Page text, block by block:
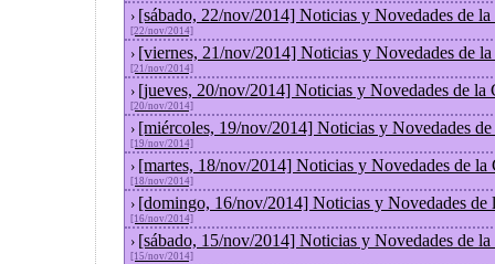
› [sábado, 22/nov/2014] Noticias y Novedades de
[22/nov/2014]
› [viernes, 21/nov/2014] Noticias y Novedades de
[21/nov/2014]
› [jueves, 20/nov/2014] Noticias y Novedades de la
[20/nov/2014]
› [miércoles, 19/nov/2014] Noticias y Novedades
[19/nov/2014]
› [martes, 18/nov/2014] Noticias y Novedades de la
[18/nov/2014]
› [domingo, 16/nov/2014] Noticias y Novedades de
[16/nov/2014]
› [sábado, 15/nov/2014] Noticias y Novedades de
[15/nov/2014]